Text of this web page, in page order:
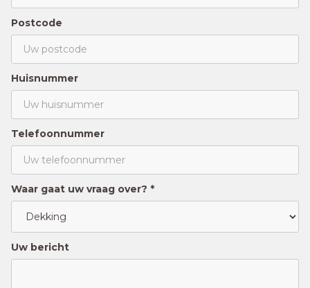
Postcode
Huisnummer
Telefoonnummer
Waar gaat uw vraag over? *
Uw bericht